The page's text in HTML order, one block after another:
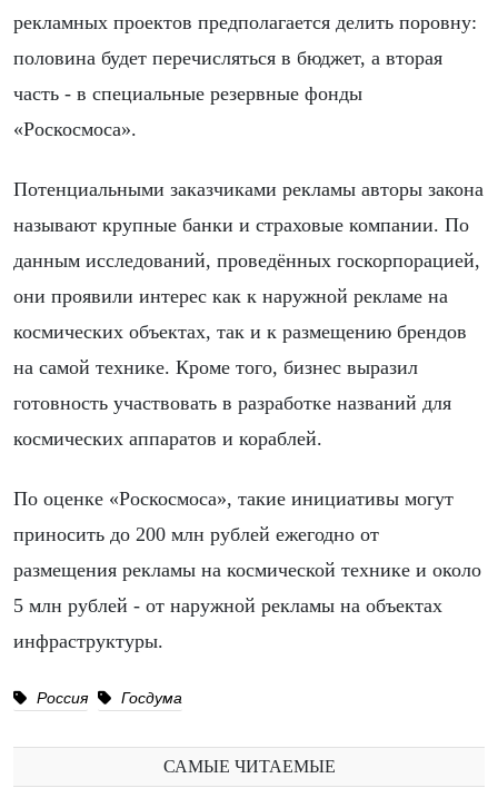
рекламных проектов предполагается делить поровну:
половина будет перечисляться в бюджет, а вторая
часть - в специальные резервные фонды
«Роскосмоса».
Потенциальными заказчиками рекламы авторы закона
называют крупные банки и страховые компании. По
данным исследований, проведённых госкорпорацией,
они проявили интерес как к наружной рекламе на
космических объектах, так и к размещению брендов
на самой технике. Кроме того, бизнес выразил
готовность участвовать в разработке названий для
космических аппаратов и кораблей.
По оценке «Роскосмоса», такие инициативы могут
приносить до 200 млн рублей ежегодно от
размещения рекламы на космической технике и около
5 млн рублей - от наружной рекламы на объектах
инфраструктуры.
Россия Госдума
САМЫЕ ЧИТАЕМЫЕ